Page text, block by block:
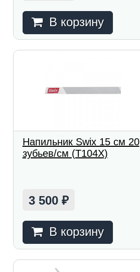
В корзину
Напильник Swix 15 см 20
зубьев/см (T104X)
3 500 ₽
В корзину